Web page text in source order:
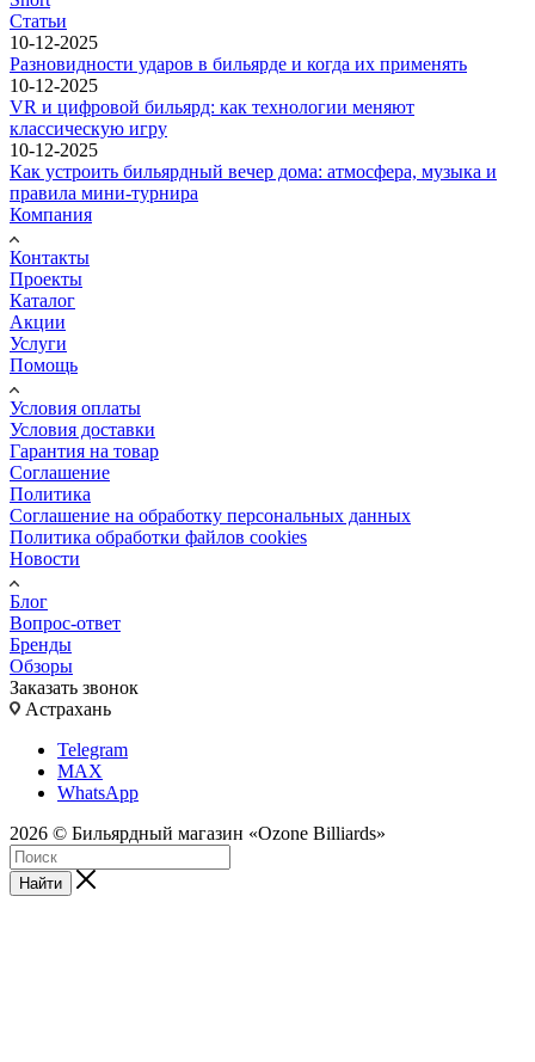
Статьи
10-12-2025
Разновидности ударов в бильярде и когда их применять
10-12-2025
VR и цифровой бильярд: как технологии меняют
классическую игру
10-12-2025
Как устроить бильярдный вечер дома: атмосфера, музыка и
правила мини-турнира
Компания
Контакты
Проекты
Каталог
Акции
Услуги
Помощь
Условия оплаты
Условия доставки
Гарантия на товар
Соглашение
Политика
Соглашение на обработку персональных данных
Политика обработки файлов cookies
Новости
Блог
Вопрос-ответ
Бренды
Обзоры
Заказать звонок
Астрахань
Telegram
MAX
WhatsApp
2026 © Бильярдный магазин «Ozone Billiards»
Найти